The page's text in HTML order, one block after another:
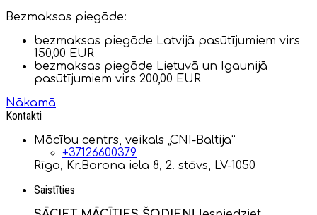
Bezmaksas piegāde:
bezmaksas piegāde Latvijā pasūtījumiem virs
150,00 EUR
bezmaksas piegāde Lietuvā un Igaunijā
pasūtījumiem virs 200,00 EUR
Nākamā
Kontakti
Mācību centrs, veikals „CNI-Baltija”
+37126600379
Rīga, Kr.Barona iela 8, 2. stāvs, LV-1050
Saistīties